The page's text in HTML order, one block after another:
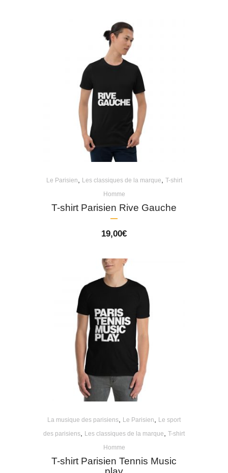
Le Parisien Les classiques de la marque
T-shirt
Homme
T-shirt Parisien Rive Gauche
19,00€
La musique des parisiens Le Parisien
Le sport
des parisiens
Les classiques de la marque
T-shirt
Homme
T-shirt Parisien Tennis Music